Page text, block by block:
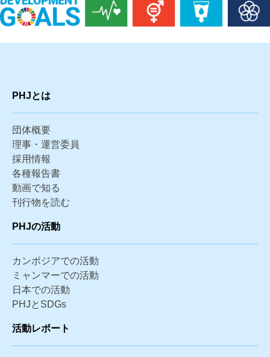
PHJとは
団体概要
理事・運営委員
採用情報
各種報告書
動画で知る
刊行物を読む
PHJの活動
カンボジアでの活動
ミャンマーでの活動
日本での活動
PHJとSDGs
活動レポート